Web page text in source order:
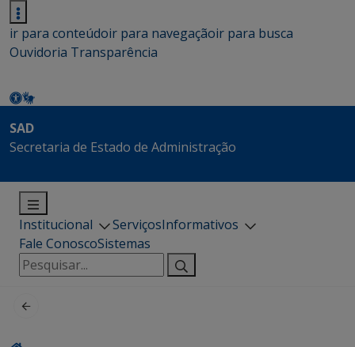
ir para conteúdoir para navegaçãoir para busca
Ouvidoria Transparência
SAD
Secretaria de Estado de Administração
Institucional ServiçosInformativos
Fale ConoscoSistemas
Pesquisar
por: